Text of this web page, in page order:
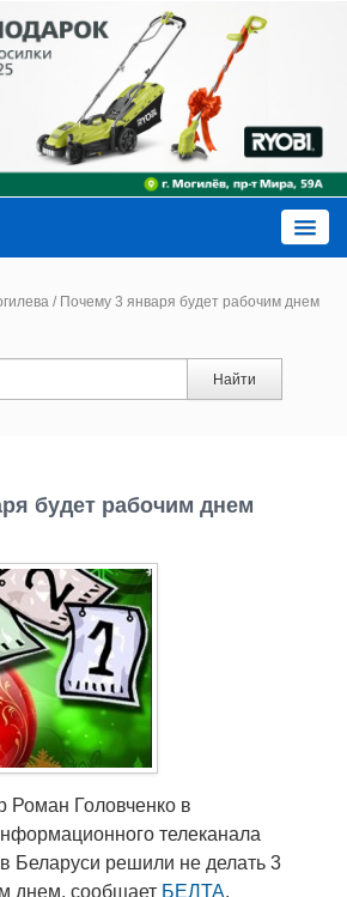
/Почему 3 января будет рабочим днем
Найти
будет рабочим днем
Роман Головченко в
телеканала
Беларуси решили не делать 3
днем, сообщает БЕЛТА.